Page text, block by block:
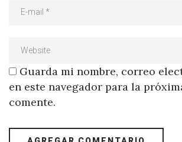
Guarda mi nombre, correo
en este navegador para la
comente.